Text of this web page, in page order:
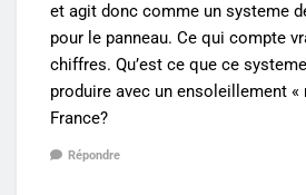
et agit donc comme un systeme
pour le panneau. Ce qui compte
chiffres. Qu’est ce que ce
produire avec un ensoleillement «
France?
Répondre